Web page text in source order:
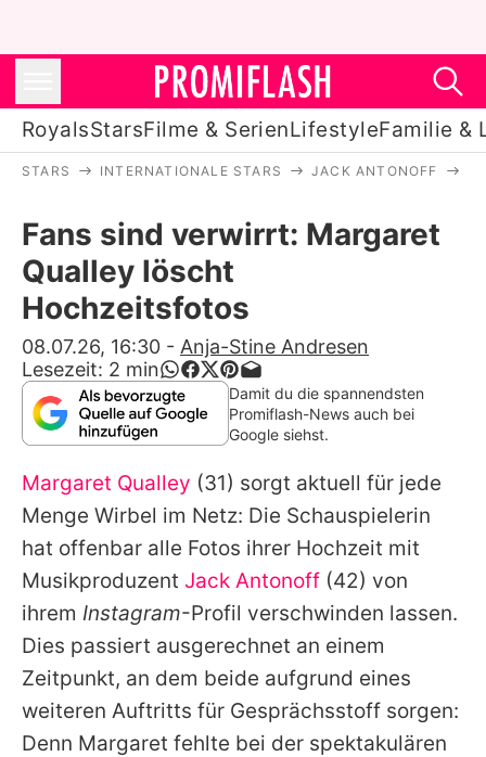
RoyalsStarsFilme & SerienLifestyleFamilie &
Stars
Filme & Serien
Lifestyle
Familie & Liebe
Promiflash Exklusiv
Alle Themen auf Promiflash
Jobs
App runterladen
Team
Redaktionelle Richtlinien
Impressum
STARS INTERNATIONALE STARS JACK ANTONOFF
Fans sind verwirrt: Margaret
Qualley löscht
Hochzeitsfotos
08.07.26, 16:30 - Anja-Stine Andresen
Lesezeit: 2 min
Damit du die spannendsten
Promiflash-News auch bei
Google siehst.
Margaret Qualley (31) sorgt aktuell für jede
Menge Wirbel im Netz: Die Schauspielerin
hat offenbar alle Fotos ihrer Hochzeit mit
Musikproduzent Jack Antonoff (42) von
ihrem Instagram-Profil verschwinden lassen.
Dies passiert ausgerechnet an einem
Zeitpunkt, an dem beide aufgrund eines
weiteren Auftritts für Gesprächsstoff sorgen:
Denn Margaret fehlte bei der spektakulären